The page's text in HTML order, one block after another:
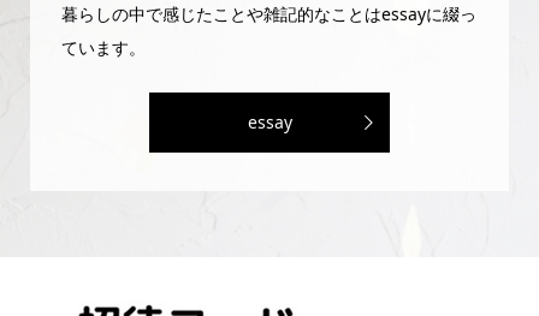
暮らしの中で感じたことや雑記的なことはessayに綴っ
ています。
essay